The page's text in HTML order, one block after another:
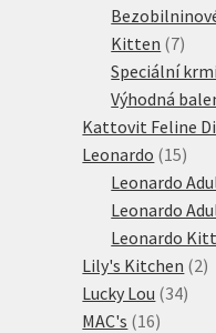
Kitten 77
Speciální
Výhodná
Kattovit Feline
Leonardo 1515
Leonardo
Leonardo
Leonardo
Lily's Kitchen 22
Lucky Lou 3434
MAC's 1616